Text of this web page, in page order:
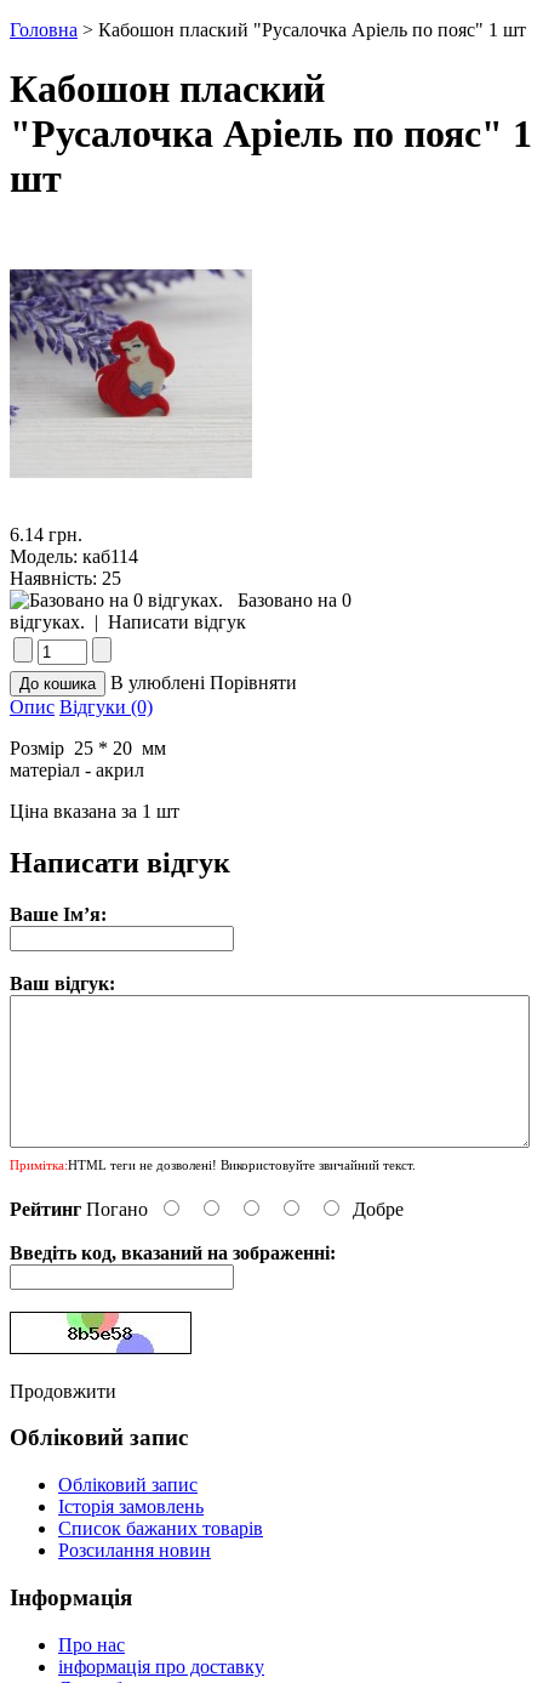
Головна > Кабошон плаский "Русалочка Аріель по пояс" 1 шт
Кабошон плаский
"Русалочка Аріель по пояс" 1
шт
6.14 грн.
Модель: каб114
Наявність: 25
Базовано на 0
відгуках. | Написати відгук
В улюблені Порівняти
Опис Відгуки (0)
Розмір 25 * 20 мм
матеріал - акрил
Ціна вказана за 1 шт
Написати відгук
Ваше Ім’я:
Ваш відгук:
Примітка:HTML теги не дозволені! Використовуйте звичайний текст.
Рейтинг Погано Добре
Введіть код, вказаний на зображенні:
Продовжити
Обліковий запис
Обліковий запис
Історія замовлень
Список бажаних товарів
Розсилання новин
Інформація
Про нас
інформація про доставку